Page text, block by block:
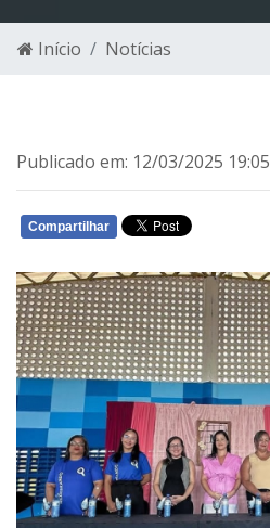
Início Notícias
Publicado em: 12/03/2025 19:05
Compartilhar